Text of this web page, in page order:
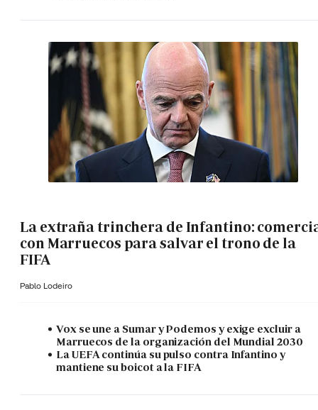
La extraña trinchera de Infantino:
con Marruecos para salvar el trono de la
FIFA
Pablo Lodeiro
Vox se une a Sumar y Podemos y exige excluir a
Marruecos de la organización del Mundial 2030
La UEFA continúa su pulso contra Infantino y
mantiene su boicot a la FIFA